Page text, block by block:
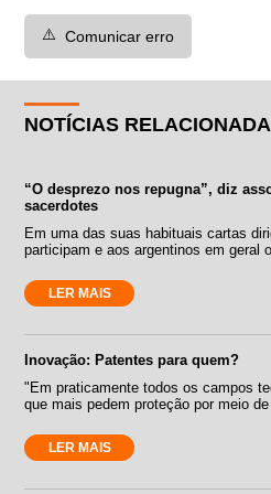
⚠️ Comunicar erro
NOTÍCIAS
“O desprezo nos repugna”, diz
sacerdotes
Em uma das suas habituais cartas
participam e aos argentinos em geral
LER MAIS
Inovação: Patentes para quem?
"Em praticamente todos os campos
que mais pedem proteção por meio
LER MAIS